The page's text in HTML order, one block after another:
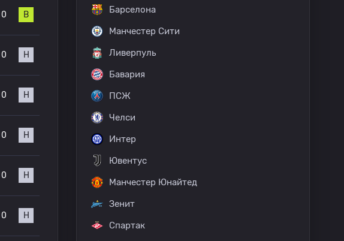
0 В
0 Н
0 Н
0 Н
0 Н
0 Н
Барселона
Манчестер Сити
Ливерпуль
Бавария
ПСЖ
Челси
Интер
Ювентус
Манчестер Юнайтед
Зенит
Спартак